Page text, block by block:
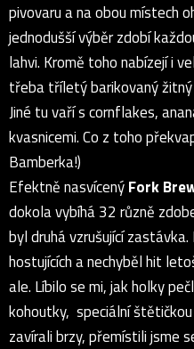
pivovaru a na obou místech
jednodušší výběr zdobí
lahvi. Kromě toho nabízejí i
třeba tříletý barikovaný žitný
Jiné tu vaří s cornflakes,
kvasnicemi. Co z toho
Bamberka!)
Efektně nasvícenýFork
dokola vybíhá 32 různě
byl druhá vzrušující
hostujících a nechyběl hit
ale. Líbilo se mi, jak holky
kohoutky, speciální
zavírali brzy, přemístili jsme